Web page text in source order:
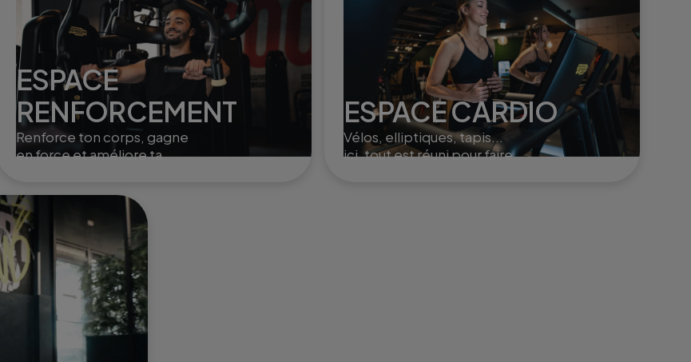
ESPACE
RENFORCEMENT
Renforce ton corps, gagne
en force et améliore ta
ESPACE CARDIO
Vélos, elliptiques, tapis...
ici, tout est réuni pour faire